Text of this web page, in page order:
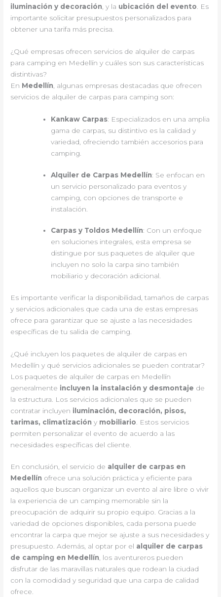
iluminación y decoración, y la ubicación del evento. Es
importante solicitar presupuestos personalizados para
obtener una tarifa más precisa.
¿Qué empresas ofrecen servicios de alquiler de carpas
para camping en Medellín y cuáles son sus características
distintivas?
En Medellín, algunas empresas destacadas que ofrecen
servicios de alquiler de carpas para camping son:
Kankaw Carpas: Especializados en una amplia
gama de carpas, su distintivo es la calidad y
variedad, ofreciendo también accesorios para
camping.
Alquiler de Carpas Medellín: Se enfocan en
un servicio personalizado para eventos y
camping, con opciones de transporte e
instalación.
Carpas y Toldos Medellín: Con un enfoque
en soluciones integrales, esta empresa se
distingue por sus paquetes de alquiler que
incluyen no solo la carpa sino también
mobiliario y decoración adicional.
Es importante verificar la disponibilidad, tamaños de carpas
y servicios adicionales que cada una de estas empresas
ofrece para garantizar que se ajuste a las necesidades
específicas de tu salida de camping.
¿Qué incluyen los paquetes de alquiler de carpas en
Medellín y qué servicios adicionales se pueden contratar?
Los paquetes de alquiler de carpas en Medellín
generalmente incluyen la instalación y desmontaje de
la estructura. Los servicios adicionales que se pueden
contratar incluyen iluminación, decoración, pisos,
tarimas, climatización y mobiliario . Estos servicios
permiten personalizar el evento de acuerdo a las
necesidades específicas del cliente.
En conclusión, el servicio de alquiler de carpas en
Medellín ofrece una solución práctica y eficiente para
aquellos que buscan organizar un evento al aire libre o vivir
la experiencia de un camping memorable sin la
preocupación de adquirir su propio equipo. Gracias a la
variedad de opciones disponibles, cada persona puede
encontrar la carpa que mejor se ajuste a sus necesidades y
presupuesto. Además, al optar por el alquiler de carpas
de camping en Medellín, los aventureros pueden
disfrutar de las maravillas naturales que rodean la ciudad
con la comodidad y seguridad que una carpa de calidad
ofrece.